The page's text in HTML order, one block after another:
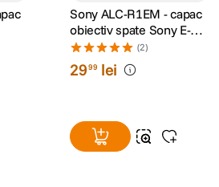
Sony ALC-R1EM - capac
obiectiv spate Sony E-
mount
(2)
2999 lei